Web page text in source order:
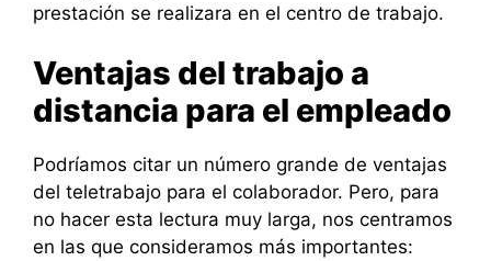
prestación se realizara en el centro de trabajo.
Ventajas del trabajo a
distancia para el empleado
Podríamos citar un número grande de ventajas
del teletrabajo para el colaborador. Pero, para
no hacer esta lectura muy larga, nos centramos
en las que consideramos más importantes: